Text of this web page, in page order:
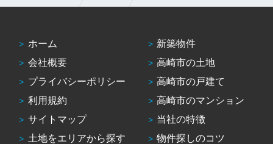
ホーム
会社概要
プライバシーポリシー
利用規約
サイトマップ
土地をエリアから探す
新築物件
高崎市の土地
高崎市の戸建て
高崎市のマンション
当社の特徴
物件探しのコツ